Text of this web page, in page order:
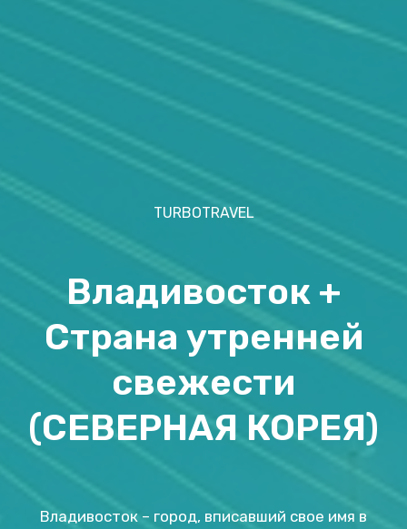
TURBOTRAVEL
Владивосток +
Страна утренней
свежести
(СЕВЕРНАЯ КОРЕЯ)
Владивосток – город, вписавший свое имя в